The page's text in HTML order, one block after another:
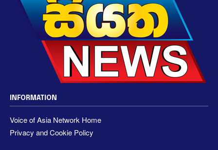
INFORMATION
Voice of Asia Network Home
Privacy and Cookie Policy